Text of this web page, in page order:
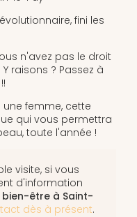
fini les
n'avez pas le droit
raisons ? Passez à
femme, cette
qui vous permettra
toute l'année !
visite, si vous
d'information
bien-être à Saint-
dès à présent.